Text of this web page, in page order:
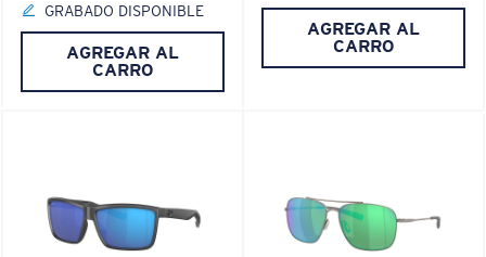
GRABADO DISPONIBLE
AGREGAR AL
CARRO
AGREGAR AL
CARRO